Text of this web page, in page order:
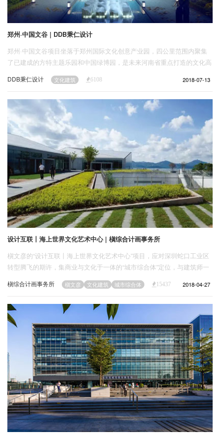
郑州·中国文谷 | DDB秉仁设计
郑州·中国文谷项目坐落于郑州国际文化创意产业园，四公里范围内聚集
了已建成的方特主题乐园和中国绿博园，是未来河南省重点打造的文化高
DDB秉仁设计 文化建筑 6108 2018-07-13
设计互联丨海上世界文化艺术中心 | 槇综合计画事务所
槇文彦的“设计互联丨海上世界文化艺术中心”项目，应对深圳蛇口工业区
转型腾飞的期许，集商业与文化于一体的“城市综合体”定位，与建筑师一
贯的“动态平衡”、“集体形式”的形式主张不谋而合。槇文彦将该项目视为
微型城市的景观营造，而非单体建筑的空间塑形，他将文化建筑的公共属
过构建自洽的场地文脉，集约建筑群落多元的生活内涵。作为建筑核心部
分的美术馆不再仅仅是艺术的容器，它的展览功能也向外拓展为城市语境
中的“动观”。
槇综合计画事务所 槇文彦 文化建筑 城市综合体 15437 2018-04-27